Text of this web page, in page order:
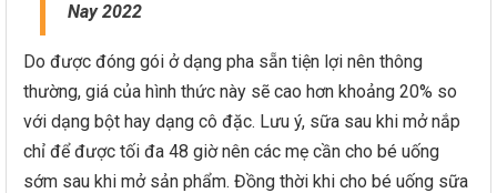
Nay 2022
Do được đóng gói ở dạng pha sẵn tiện lợi nên thông
thường, giá của hình thức này sẽ cao hơn khoảng 20% so
với dạng bột hay dạng cô đặc. Lưu ý, sữa sau khi mở nắp
chỉ để được tối đa 48 giờ nên các mẹ cần cho bé uống
sớm sau khi mở sản phẩm. Đồng thời khi cho bé uống sữa